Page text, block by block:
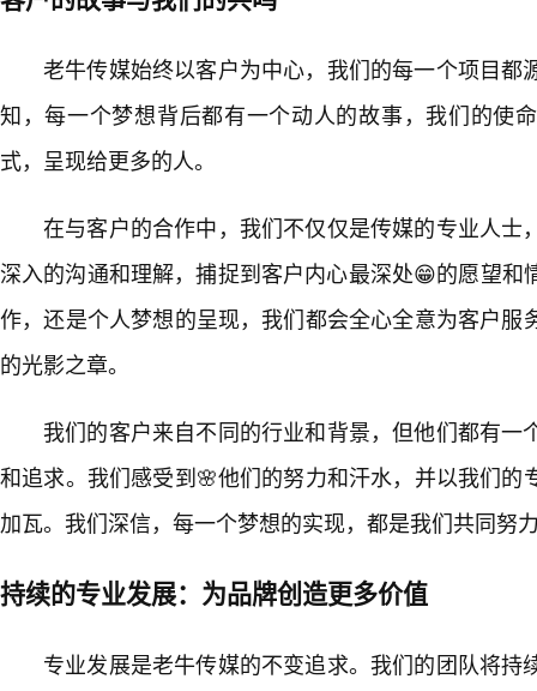
老牛传媒始终以客户为中心，我们的每一个项目都
知，每一个梦想背后都有一个动人的故事，我们的使
式，呈现给更多的人。
在与客户的合作中，我们不仅仅是传媒的专业人士
深入的沟通和理解，捕捉到客户内心最深处😁的愿望和
作，还是个人梦想的呈现，我们都会全心全意为客户服
的光影之章。
我们的客户来自不同的行业和背景，但他们都有一
和追求。我们感受到🌸他们的努力和汗水，并以我们的
加瓦。我们深信，每一个梦想的实现，都是我们共同努
持续的专业发展：为品牌创造更多价值
专业发展是老牛传媒的不变追求。我们的团队将持